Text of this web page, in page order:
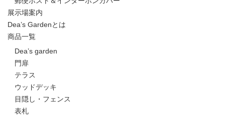
展示場案内
Dea’s Gardenとは
商品一覧
Dea’s garden
門扉
テラス
ウッドデッキ
目隠し・フェンス
表札